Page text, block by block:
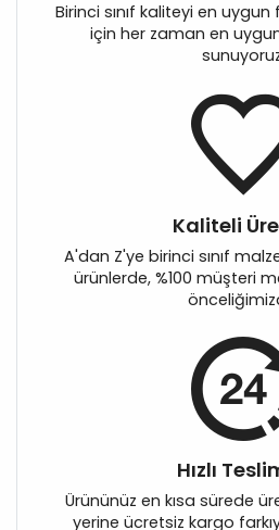
Birinci sınıf kaliteyi en
için her zaman en
Kaliteli
A'dan Z'ye birinci sınıf
ürünlerde, %100 müşteri
Hızlı
Ürününüz en kısa sürede
yerine ücretsiz kargo